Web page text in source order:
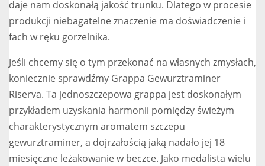
daje nam doskonałą jakość trunku. Dlatego w procesie
produkcji niebagatelne znaczenie ma doświadczenie i
fach w ręku gorzelnika.
Jeśli chcemy się o tym przekonać na własnych zmysłach,
koniecznie sprawdźmy Grappa Gewurztraminer
Riserva. Ta jednoszczepowa grappa jest doskonałym
przykładem uzyskania harmonii pomiędzy świeżym
charakterystycznym aromatem szczepu
gewurztraminer, a dojrzałością jaką nadało jej 18
miesięczne leżakowanie w beczce. Jako medalista wielu